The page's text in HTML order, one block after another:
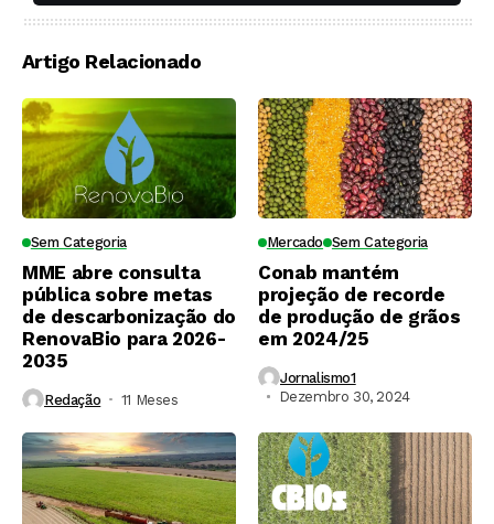
soqueiras?
Artigo Relacionado
Sem Categoria
MME abre consulta
pública sobre metas
de descarbonização do
RenovaBio para 2026-
2035
Redação 11 Meses ⁮
Mercado Sem Categoria
Conab mantém
projeção de recorde
de produção de grãos
em 2024/25
Jornalismo1
Dezembro 30, 2024